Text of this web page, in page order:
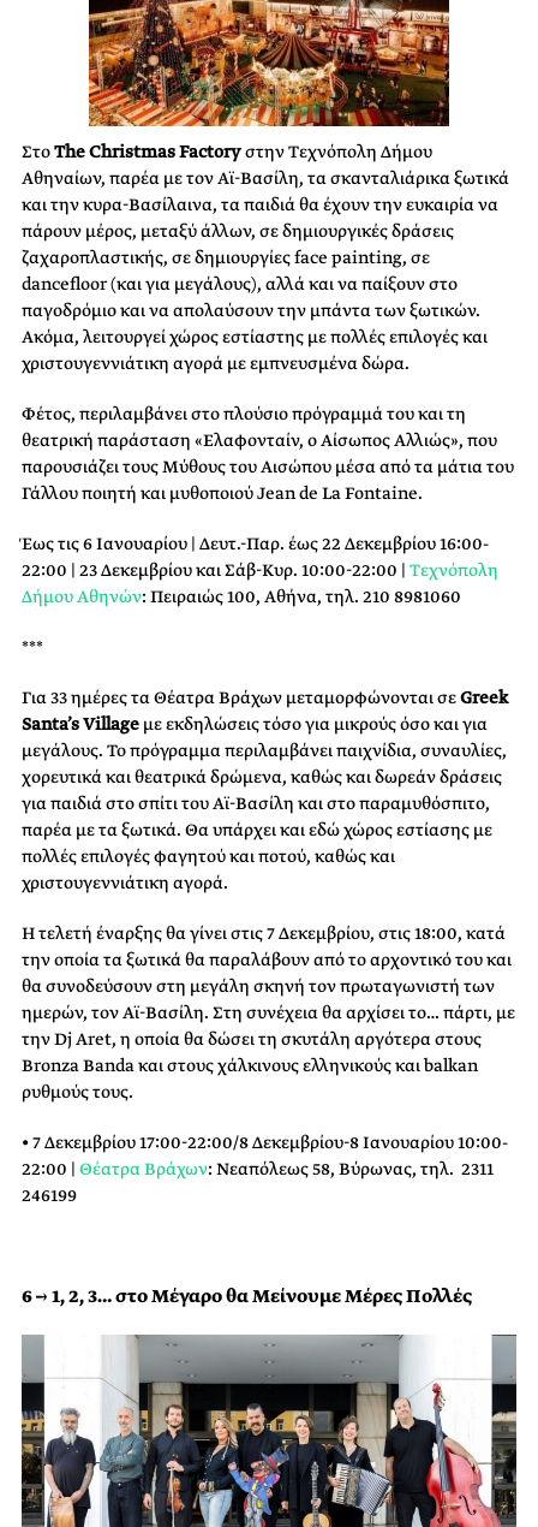
ΣτοThe Christmas Factoryστην Τεχνόπολη Δήμου
Αθηναίων, παρέα με τον Αϊ-Βασίλη, τα σκανταλιάρικα ξωτικά
και την κυρα-Βασίλαινα, τα παιδιά θα έχουν την ευκαιρία να
πάρουν μέρος, μεταξύ άλλων, σε δημιουργικές δράσεις
ζαχαροπλαστικής, σε δημιουργίες face painting, σε
dancefloor (και για μεγάλους), αλλά και να παίξουν στο
παγοδρόμιο και να απολαύσουν την μπάντα των ξωτικών.
Ακόμα, λειτουργεί χώρος εστίαστης με πολλές επιλογές και
χριστουγεννιάτικη αγορά με εμπνευσμένα δώρα.
Φέτος, περιλαμβάνει στο πλούσιο πρόγραμμά του και τη
θεατρική παράσταση «Ελαφονταίν, ο Αίσωπος Αλλιώς», που
παρουσιάζει τους Μύθους του Αισώπου μέσα από τα μάτια του
Γάλλου ποιητή και μυθοποιού Jean de La Fontaine.
Έως τις 6 Ιανουαρίου | Δευτ.-Παρ. έως 22 Δεκεμβρίου 16:00-
22:00 | 23 Δεκεμβρίου και Σάβ-Κυρ. 10:00-22:00 | Τεχνόπολη
Δήμου Αθηνών: Πειραιώς 100, Αθήνα, τηλ. 210 8981060
***
Για 33 ημέρες τα Θέατρα Βράχων μεταμορφώνονται σεGreek
Santa’s Village με εκδηλώσεις τόσο για μικρούς όσο και για
μεγάλους. Το πρόγραμμα περιλαμβάνει παιχνίδια, συναυλίες,
χορευτικά και θεατρικά δρώμενα, καθώς και δωρεάν δράσεις
για παιδιά στο σπίτι του Αϊ-Βασίλη και στο παραμυθόσπιτο,
παρέα με τα ξωτικά. Θα υπάρχει και εδώ χώρος εστίασης με
πολλές επιλογές φαγητού και ποτού, καθώς και
χριστουγεννιάτικη αγορά.
Η τελετή έναρξης θα γίνει στις 7 Δεκεμβρίου, στις 18:00, κατά
την οποία τα ξωτικά θα παραλάβουν από το αρχοντικό του και
θα συνοδεύσουν στη μεγάλη σκηνή τον πρωταγωνιστή των
ημερών, τον Αϊ-Βασίλη. Στη συνέχεια θα αρχίσει το… πάρτι, με
την Dj Aret, η οποία θα δώσει τη σκυτάλη αργότερα στους
Bronza Banda και στους χάλκινους ελληνικούς και balkan
ρυθμούς τους.
• 7 Δεκεμβρίου 17:00-22:00/8 Δεκεμβρίου-8 Ιανουαρίου 10:00-
22:00 | Θέατρα Βράχων: Νεαπόλεως 58, Βύρωνας, τηλ. 2311
246199
6 → 1, 2, 3… στο Μέγαρο θα Μείνουμε Μέρες Πολλές